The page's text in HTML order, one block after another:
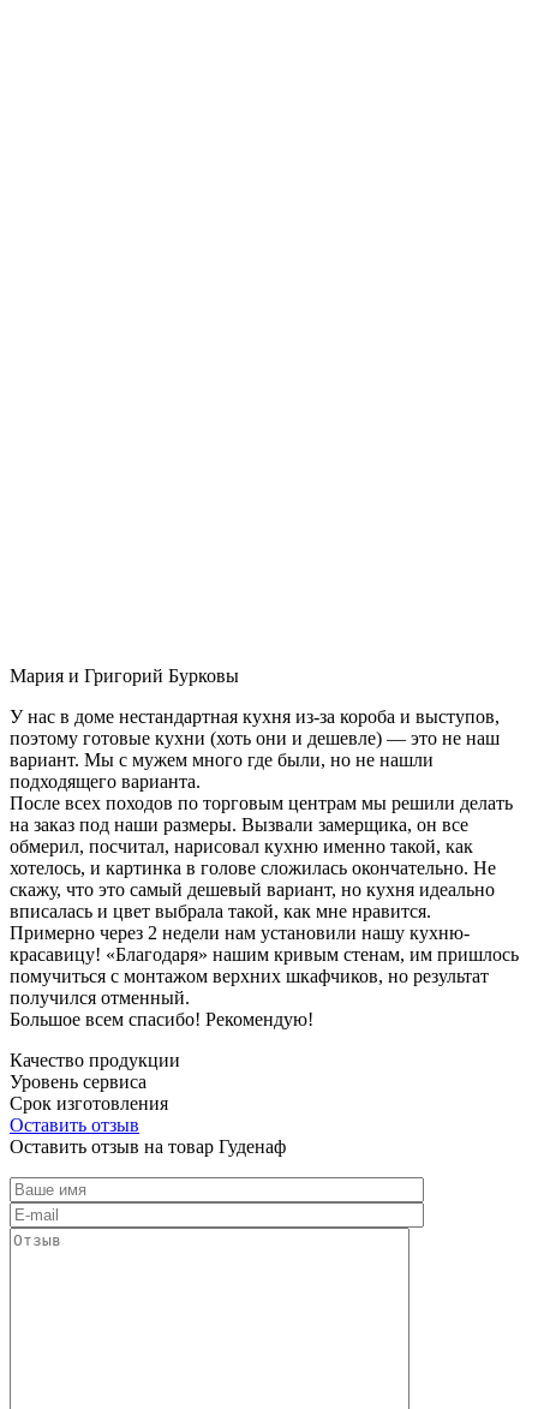
Мария и Григорий Бурковы
У нас в доме нестандартная кухня из-за короба и выступов,
поэтому готовые кухни (хоть они и дешевле) — это не наш
вариант. Мы с мужем много где были, но не нашли
подходящего варианта.
После всех походов по торговым центрам мы решили делать
на заказ под наши размеры. Вызвали замерщика, он все
обмерил, посчитал, нарисовал кухню именно такой, как
хотелось, и картинка в голове сложилась окончательно. Не
скажу, что это самый дешевый вариант, но кухня идеально
вписалась и цвет выбрала такой, как мне нравится.
Примерно через 2 недели нам установили нашу кухню-
красавицу! «Благодаря» нашим кривым стенам, им пришлось
помучиться с монтажом верхних шкафчиков, но результат
получился отменный.
Большое всем спасибо! Рекомендую!
Качество продукции
Уровень сервиса
Срок изготовления
Оставить отзыв
Оставить отзыв на товар Гуденаф